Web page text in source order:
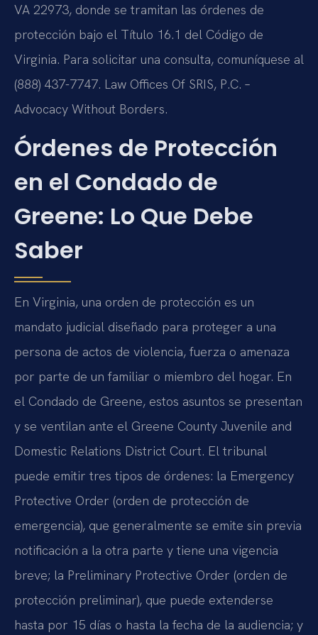
VA 22973, donde se tramitan las órdenes de
protección bajo el Título 16.1 del Código de
Virginia. Para solicitar una consulta, comuníquese al
(888) 437-7747. Law Offices Of SRIS, P.C. –
Advocacy Without Borders.
Órdenes de Protección
en el Condado de
Greene: Lo Que Debe
Saber
En Virginia, una orden de protección es un
mandato judicial diseñado para proteger a una
persona de actos de violencia, fuerza o amenaza
por parte de un familiar o miembro del hogar. En
el Condado de Greene, estos asuntos se presentan
y se ventilan ante el Greene County Juvenile and
Domestic Relations District Court. El tribunal
puede emitir tres tipos de órdenes: la Emergency
Protective Order (orden de protección de
emergencia), que generalmente se emite sin previa
notificación a la otra parte y tiene una vigencia
breve; la Preliminary Protective Order (orden de
protección preliminar), que puede extenderse
hasta por 15 días o hasta la fecha de la audiencia; y